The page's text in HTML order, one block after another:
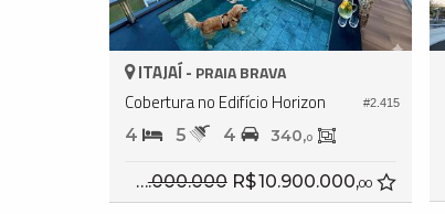
#2.415
ITAJAÍ - PRAIA BRAVA
Cobertura no Edifício Horizon
4 5 4 340,0
R$ 13.000.000 R$ 10.900.000,00